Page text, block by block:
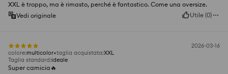
XXL è troppo, ma è rimasto, perché è fantastico. Come una oversize.
Vedi originale
Utile (0)
2026-03-16
colore:multicolor taglia acquistata:XXL
Taglia standard:ideale
Super camicia🔥